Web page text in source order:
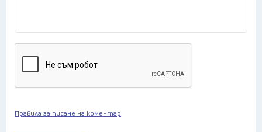
Правила за писане на коментар